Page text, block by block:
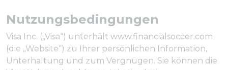
Nutzungsbedingungen
Visa Inc. („Visa“) unterhält www.financialsoccer.com
(die „Website“) zu Ihrer persönlichen Information,
Unterhaltung und zum Vergnügen. Sie können die